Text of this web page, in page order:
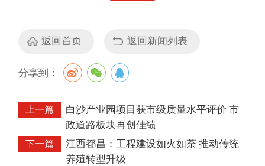
返回首页 返回新闻列表
分享到：
上一篇
白沙产业园项目获市级质量水平评价 市
政道路板块再创佳绩
下一篇
江西都昌：工程建设如火如荼 推动传统
养殖转型升级